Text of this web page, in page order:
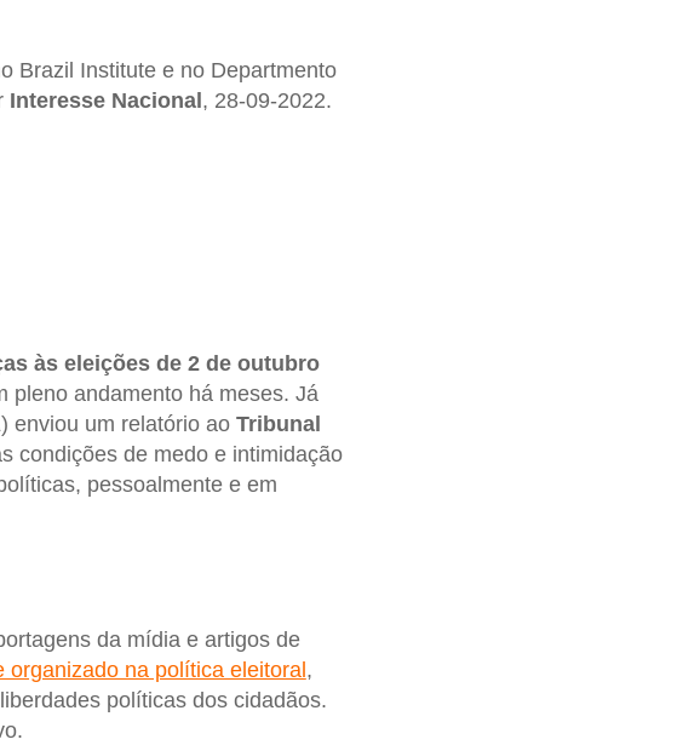
Brazil Institute e no Departmento
Interesse Nacional, 28-09-2022.
às eleições de 2 de outubro
pleno andamento há meses. Já
) enviou um relatório ao Tribunal
condições de medo e intimidação
pessoalmente e em
da mídia e artigos de
organizado na política eleitoral ,
políticas dos cidadãos.